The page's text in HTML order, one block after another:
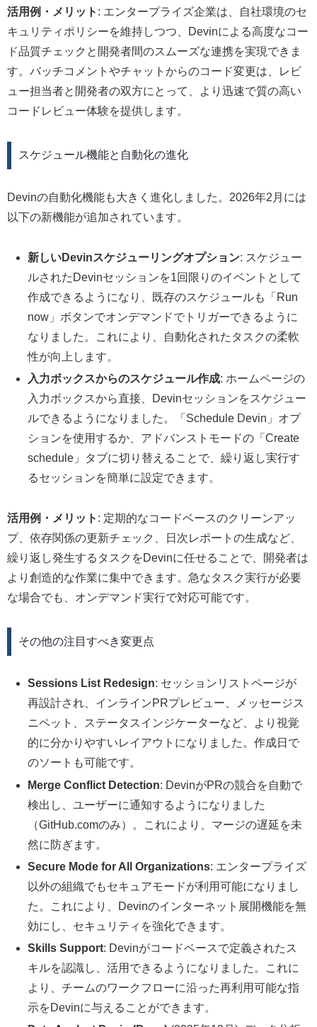
活用例・メリット : エンタープライズ企業は、自社環境のセ
キュリティポリシーを維持しつつ、Devinによる高度なコー
ド品質チェックと開発者間のスムーズな連携を実現できま
す。バッチコメントやチャットからのコード変更は、レビ
ュー担当者と開発者の双方にとって、より迅速で質の高い
コードレビュー体験を提供します。
スケジュール機能と自動化の進化
Devinの自動化機能も大きく進化しました。2026年2月には
以下の新機能が追加されています。
新しいDevinスケジューリングオプション: スケジュー
ルされたDevinセッションを1回限りのイベントとして
作成できるようになり、既存のスケジュールも「Run
now」ボタンでオンデマンドでトリガーできるように
なりました。これにより、自動化されたタスクの柔軟
性が向上します。
入力ボックスからのスケジュール作成: ホームページの
入力ボックスから直接、Devinセッションをスケジュー
ルできるようになりました。「Schedule Devin」オプ
ションを使用するか、アドバンストモードの「Create
schedule」タブに切り替えることで、繰り返し実行す
るセッションを簡単に設定できます。
活用例・メリット : 定期的なコードベースのクリーンアッ
プ、依存関係の更新チェック、日次レポートの生成など、
繰り返し発生するタスクをDevinに任せることで、開発者は
より創造的な作業に集中できます。急なタスク実行が必要
な場合でも、オンデマンド実行で対応可能です。
その他の注目すべき変更点
Sessions List Redesign: セッションリストページが
再設計され、インラインPRプレビュー、メッセージス
ニペット、ステータスインジケーターなど、より視覚
的に分かりやすいレイアウトになりました。作成日で
のソートも可能です。
Merge Conflict Detection: DevinがPRの競合を自動で
検出し、ユーザーに通知するようになりました
（GitHub.comのみ）。これにより、マージの遅延を未
然に防ぎます。
Secure Mode for All Organizations: エンタープライズ
以外の組織でもセキュアモードが利用可能になりまし
た。これにより、Devinのインターネット展開機能を無
効にし、セキュリティを強化できます。
Skills Support: Devinがコードベースで定義されたス
キルを認識し、活用できるようになりました。これに
より、チームのワークフローに沿った再利用可能な指
示をDevinに与えることができます。